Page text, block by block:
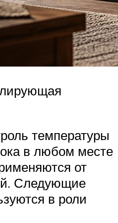
температуры
в любом месте
от
Следующие
в роли